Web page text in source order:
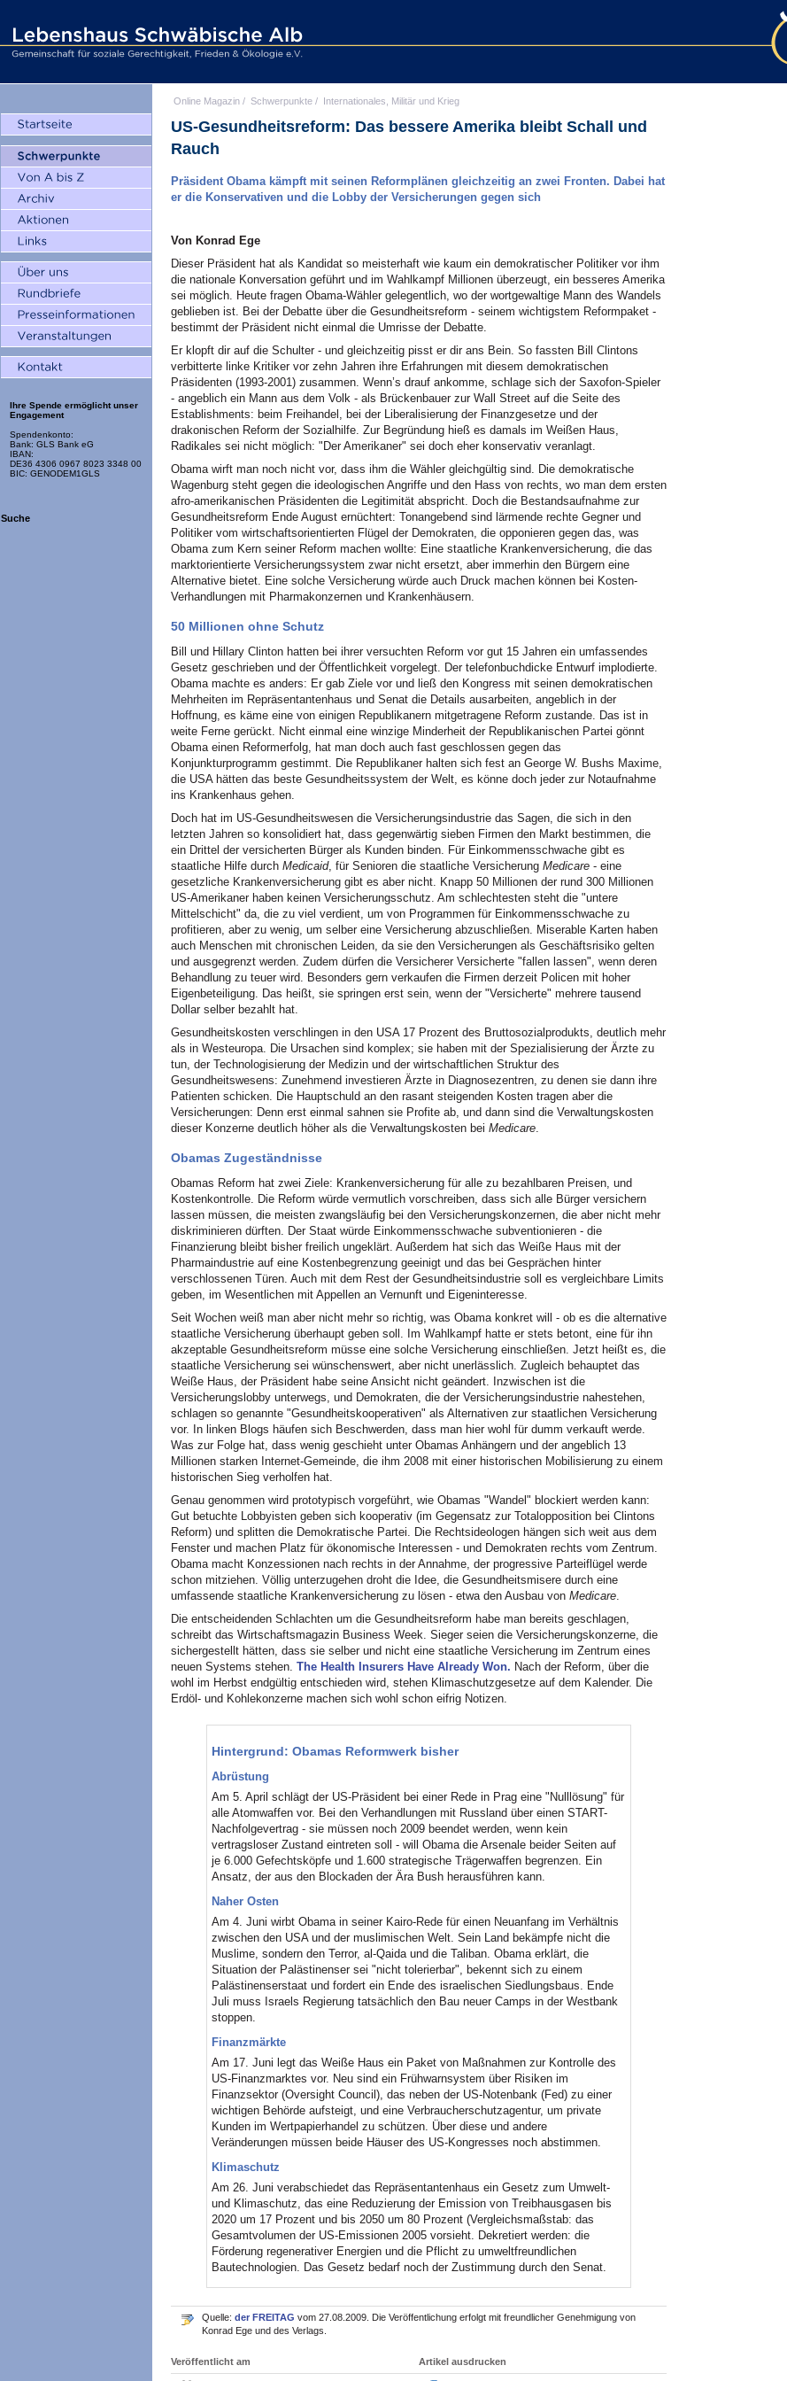
Ihre Spende ermöglicht unser
Engagement
Spendenkonto:
Bank: GLS Bank eG
IBAN:
DE36 4306 0967 8023 3348 00
BIC: GENODEM1GLS
Suche
Online Magazin / Schwerpunkte / Internationales, Militär und Krieg
US-Gesundheitsreform: Das bessere Amerika bleibt Schall und
Rauch
Präsident Obama kämpft mit seinen Reformplänen gleichzeitig an zwei Fronten. Dabei hat
er die Konservativen und die Lobby der Versicherungen gegen sich
Von Konrad Ege
Dieser Präsident hat als Kandidat so meisterhaft wie kaum ein demokratischer Politiker vor ihm
die nationale Konversation geführt und im Wahlkampf Millionen überzeugt, ein besseres Amerika
sei möglich. Heute fragen Obama-Wähler gelegentlich, wo der wortgewaltige Mann des Wandels
geblieben ist. Bei der Debatte über die Gesundheitsreform - seinem wichtigstem Reformpaket -
bestimmt der Präsident nicht einmal die Umrisse der Debatte.
Er klopft dir auf die Schulter - und gleichzeitig pisst er dir ans Bein. So fassten Bill Clintons
verbitterte linke Kritiker vor zehn Jahren ihre Erfahrungen mit diesem demokratischen
Präsidenten (1993-2001) zusammen. Wenn’s drauf ankomme, schlage sich der Saxofon-Spieler
- angeblich ein Mann aus dem Volk - als Brückenbauer zur Wall Street auf die Seite des
Establishments: beim Freihandel, bei der Liberalisierung der Finanzgesetze und der
drakonischen Reform der Sozialhilfe. Zur Begründung hieß es damals im Weißen Haus,
Radikales sei nicht möglich: "Der Amerikaner" sei doch eher konservativ veranlagt.
Obama wirft man noch nicht vor, dass ihm die Wähler gleichgültig sind. Die demokratische
Wagenburg steht gegen die ideologischen Angriffe und den Hass von rechts, wo man dem ersten
afro-amerikanischen Präsidenten die Legitimität abspricht. Doch die Bestandsaufnahme zur
Gesundheitsreform Ende August ernüchtert: Tonangebend sind lärmende rechte Gegner und
Politiker vom wirtschaftsorientierten Flügel der Demokraten, die opponieren gegen das, was
Obama zum Kern seiner Reform machen wollte: Eine staatliche Krankenversicherung, die das
marktorientierte Versicherungssystem zwar nicht ersetzt, aber immerhin den Bürgern eine
Alternative bietet. Eine solche Versicherung würde auch Druck machen können bei Kosten-
Verhandlungen mit Pharmakonzernen und Krankenhäusern.
50 Millionen ohne Schutz
Bill und Hillary Clinton hatten bei ihrer versuchten Reform vor gut 15 Jahren ein umfassendes
Gesetz geschrieben und der Öffentlichkeit vorgelegt. Der telefonbuchdicke Entwurf implodierte.
Obama machte es anders: Er gab Ziele vor und ließ den Kongress mit seinen demokratischen
Mehrheiten im Repräsentantenhaus und Senat die Details ausarbeiten, angeblich in der
Hoffnung, es käme eine von einigen Republikanern mitgetragene Reform zustande. Das ist in
weite Ferne gerückt. Nicht einmal eine winzige Minderheit der Republikanischen Partei gönnt
Obama einen Reformerfolg, hat man doch auch fast geschlossen gegen das
Konjunkturprogramm gestimmt. Die Republikaner halten sich fest an George W. Bushs Maxime,
die USA hätten das beste Gesundheitssystem der Welt, es könne doch jeder zur Notaufnahme
ins Krankenhaus gehen.
Doch hat im US-Gesundheitswesen die Versicherungsindustrie das Sagen, die sich in den
letzten Jahren so konsolidiert hat, dass gegenwärtig sieben Firmen den Markt bestimmen, die
ein Drittel der versicherten Bürger als Kunden binden. Für Einkommensschwache gibt es
staatliche Hilfe durch Medicaid, für Senioren die staatliche Versicherung Medicare - eine
gesetzliche Krankenversicherung gibt es aber nicht. Knapp 50 Millionen der rund 300 Millionen
US-Amerikaner haben keinen Versicherungsschutz. Am schlechtesten steht die "untere
Mittelschicht" da, die zu viel verdient, um von Programmen für Einkommensschwache zu
profitieren, aber zu wenig, um selber eine Versicherung abzuschließen. Miserable Karten haben
auch Menschen mit chronischen Leiden, da sie den Versicherungen als Geschäftsrisiko gelten
und ausgegrenzt werden. Zudem dürfen die Versicherer Versicherte "fallen lassen", wenn deren
Behandlung zu teuer wird. Besonders gern verkaufen die Firmen derzeit Policen mit hoher
Eigenbeteiligung. Das heißt, sie springen erst sein, wenn der "Versicherte" mehrere tausend
Dollar selber bezahlt hat.
Gesundheitskosten verschlingen in den USA 17 Prozent des Bruttosozialprodukts, deutlich mehr
als in Westeuropa. Die Ursachen sind komplex; sie haben mit der Spezialisierung der Ärzte zu
tun, der Technologisierung der Medizin und der wirtschaftlichen Struktur des
Gesundheitswesens: Zunehmend investieren Ärzte in Diagnosezentren, zu denen sie dann ihre
Patienten schicken. Die Hauptschuld an den rasant steigenden Kosten tragen aber die
Versicherungen: Denn erst einmal sahnen sie Profite ab, und dann sind die Verwaltungskosten
dieser Konzerne deutlich höher als die Verwaltungskosten bei Medicare.
Obamas Zugeständnisse
Obamas Reform hat zwei Ziele: Krankenversicherung für alle zu bezahlbaren Preisen, und
Kostenkontrolle. Die Reform würde vermutlich vorschreiben, dass sich alle Bürger versichern
lassen müssen, die meisten zwangsläufig bei den Versicherungskonzernen, die aber nicht mehr
diskriminieren dürften. Der Staat würde Einkommensschwache subventionieren - die
Finanzierung bleibt bisher freilich ungeklärt. Außerdem hat sich das Weiße Haus mit der
Pharmaindustrie auf eine Kostenbegrenzung geeinigt und das bei Gesprächen hinter
verschlossenen Türen. Auch mit dem Rest der Gesundheitsindustrie soll es vergleichbare Limits
geben, im Wesentlichen mit Appellen an Vernunft und Eigeninteresse.
Seit Wochen weiß man aber nicht mehr so richtig, was Obama konkret will - ob es die alternative
staatliche Versicherung überhaupt geben soll. Im Wahlkampf hatte er stets betont, eine für ihn
akzeptable Gesundheitsreform müsse eine solche Versicherung einschließen. Jetzt heißt es, die
staatliche Versicherung sei wünschenswert, aber nicht unerlässlich. Zugleich behauptet das
Weiße Haus, der Präsident habe seine Ansicht nicht geändert. Inzwischen ist die
Versicherungslobby unterwegs, und Demokraten, die der Versicherungsindustrie nahestehen,
schlagen so genannte "Gesundheitskooperativen" als Alternativen zur staatlichen Versicherung
vor. In linken Blogs häufen sich Beschwerden, dass man hier wohl für dumm verkauft werde.
Was zur Folge hat, dass wenig geschieht unter Obamas Anhängern und der angeblich 13
Millionen starken Internet-Gemeinde, die ihm 2008 mit einer historischen Mobilisierung zu einem
historischen Sieg verholfen hat.
Genau genommen wird prototypisch vorgeführt, wie Obamas "Wandel" blockiert werden kann:
Gut betuchte Lobbyisten geben sich kooperativ (im Gegensatz zur Totalopposition bei Clintons
Reform) und splitten die Demokratische Partei. Die Rechtsideologen hängen sich weit aus dem
Fenster und machen Platz für ökonomische Interessen - und Demokraten rechts vom Zentrum.
Obama macht Konzessionen nach rechts in der Annahme, der progressive Parteiflügel werde
schon mitziehen. Völlig unterzugehen droht die Idee, die Gesundheitsmisere durch eine
umfassende staatliche Krankenversicherung zu lösen - etwa den Ausbau von Medicare.
Die entscheidenden Schlachten um die Gesundheitsreform habe man bereits geschlagen,
schreibt das Wirtschaftsmagazin Business Week. Sieger seien die Versicherungskonzerne, die
sichergestellt hätten, dass sie selber und nicht eine staatliche Versicherung im Zentrum eines
neuen Systems stehen. The Health Insurers Have Already Won. Nach der Reform, über die
wohl im Herbst endgültig entschieden wird, stehen Klimaschutzgesetze auf dem Kalender. Die
Erdöl- und Kohlekonzerne machen sich wohl schon eifrig Notizen.
Hintergrund: Obamas Reformwerk bisher
Abrüstung
Am 5. April schlägt der US-Präsident bei einer Rede in Prag eine "Nulllösung" für
alle Atomwaffen vor. Bei den Verhandlungen mit Russland über einen START-
Nachfolgevertrag - sie müssen noch 2009 beendet werden, wenn kein
vertragsloser Zustand eintreten soll - will Obama die Arsenale beider Seiten auf
je 6.000 Gefechtsköpfe und 1.600 strategische Trägerwaffen begrenzen. Ein
Ansatz, der aus den Blockaden der Ära Bush herausführen kann.
Naher Osten
Am 4. Juni wirbt Obama in seiner Kairo-Rede für einen Neuanfang im Verhältnis
zwischen den USA und der muslimischen Welt. Sein Land bekämpfe nicht die
Muslime, sondern den Terror, al-Qaida und die Taliban. Obama erklärt, die
Situation der Palästinenser sei "nicht tolerierbar", bekennt sich zu einem
Palästinenserstaat und fordert ein Ende des israelischen Siedlungsbaus. Ende
Juli muss Israels Regierung tatsächlich den Bau neuer Camps in der Westbank
stoppen.
Finanzmärkte
Am 17. Juni legt das Weiße Haus ein Paket von Maßnahmen zur Kontrolle des
US-Finanzmarktes vor. Neu sind ein Frühwarnsystem über Risiken im
Finanzsektor (Oversight Council), das neben der US-Notenbank (Fed) zu einer
wichtigen Behörde aufsteigt, und eine Verbraucherschutzagentur, um private
Kunden im Wertpapierhandel zu schützen. Über diese und andere
Veränderungen müssen beide Häuser des US-Kongresses noch abstimmen.
Klimaschutz
Am 26. Juni verabschiedet das Repräsentantenhaus ein Gesetz zum Umwelt-
und Klimaschutz, das eine Reduzierung der Emission von Treibhausgasen bis
2020 um 17 Prozent und bis 2050 um 80 Prozent (Vergleichsmaßstab: das
Gesamtvolumen der US-Emissionen 2005 vorsieht. Dekretiert werden: die
Förderung regenerativer Energien und die Pflicht zu umweltfreundlichen
Bautechnologien. Das Gesetz bedarf noch der Zustimmung durch den Senat.
Quelle: der FREITAG vom 27.08.2009. Die Veröffentlichung erfolgt mit freundlicher Genehmigung von
Konrad Ege und des Verlags.
Veröffentlicht am Artikel ausdrucken